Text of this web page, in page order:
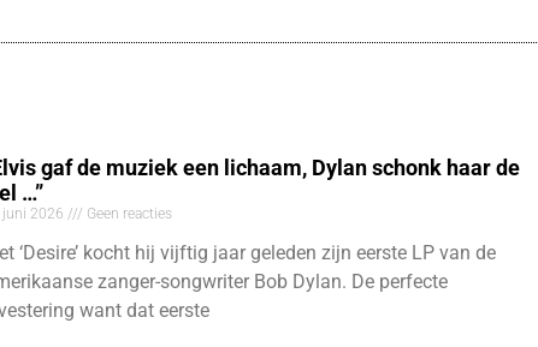
gaf de muziek een lichaam, Dylan schonk haar de
…”
2026 Geen reacties
‘Desire’ kocht hij vijftig jaar geleden zijn eerste LP van de
zanger-songwriter Bob Dylan. De perfecte
want dat eerste